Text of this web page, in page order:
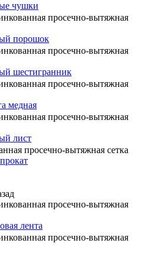
чушки
порошок
шестигранник
медная
лист
лента